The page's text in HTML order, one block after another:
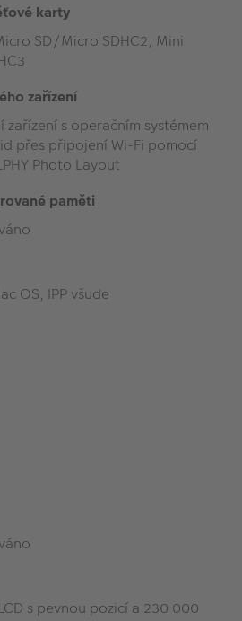
karty
SD/Micro SDHC2, Mini
zařízení
s operačním systémem
přes připojení Wi-Fi pomocí
Photo Layout
paměti
OS, IPP všude
s pevnou pozicí a 230 000